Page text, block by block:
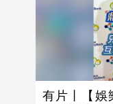
有片丨【娛